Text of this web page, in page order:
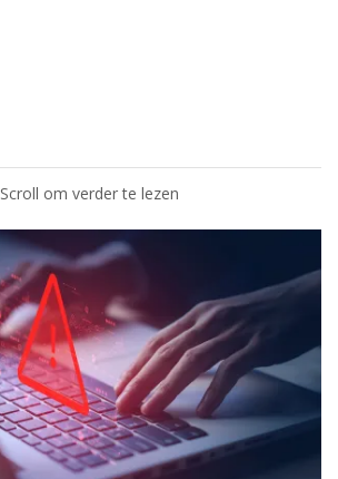
Scroll om verder te lezen